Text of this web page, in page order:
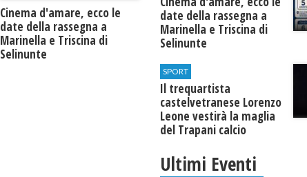
Cinema d'amare, ecco le
date della rassegna a
Marinella e Triscina di
Selinunte
date della rassegna a
Marinella e Triscina di
Selinunte
SPORT
Il trequartista
castelvetranese Lorenzo
Leone vestirà la maglia
del Trapani calcio
Ultimi Eventi